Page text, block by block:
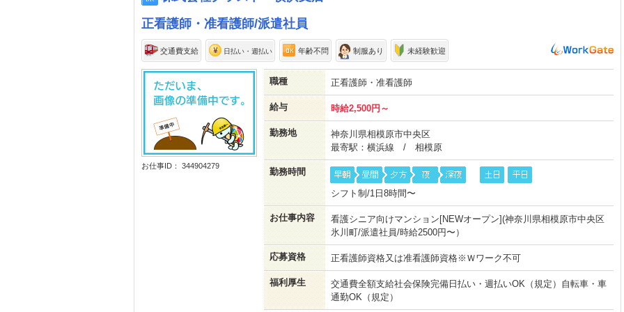
正看護師・准看護師/派遣社員
交通費支給 日払い・週払い 年齢不問 制服あり 未経験歓迎
お仕事ID： 344904279
職種 正看護師・准看護師
給与 時給2,500円～
勤務地
神奈川県相模原市中央区
最寄駅：横浜線 / 相模原
勤務時間
シフト制/1日8時間〜
お仕事内容
看護シニア向けマンション[NEWオープン](神奈川県相模原市中央区
氷川町/派遣社員/時給2500円〜）
応募資格 正看護師資格又は准看護師資格※Ｗワーク不可
福利厚生
交通費全額支給社会保険完備日払い・週払いOK（規定）自転車・車
通勤OK（規定）